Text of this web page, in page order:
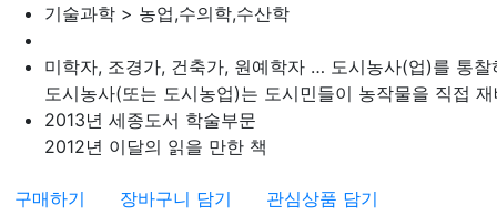
기술과학 > 농업,수의학,수산학
미학자, 조경가, 건축가, 원예학자 … 도시농사(업)를 통
도시농사(또는 도시농업)는 도시민들이 농작물을 직접
2013년 세종도서 학술부문
2012년 이달의 읽을 만한 책
구매하기 장바구니 담기 관심상품 담기